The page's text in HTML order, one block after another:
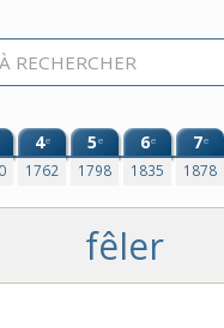
4e
1762
5e
1798
6e
1835
7e
1878
fêler